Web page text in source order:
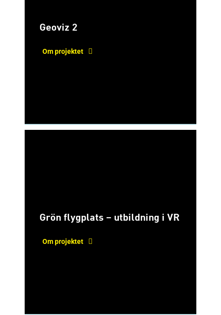
Geoviz 2
Om projektet
Grön flygplats – utbildning i VR
Om projektet